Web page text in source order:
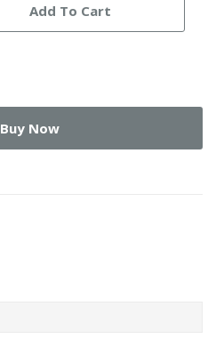
Add To Cart
Buy Now